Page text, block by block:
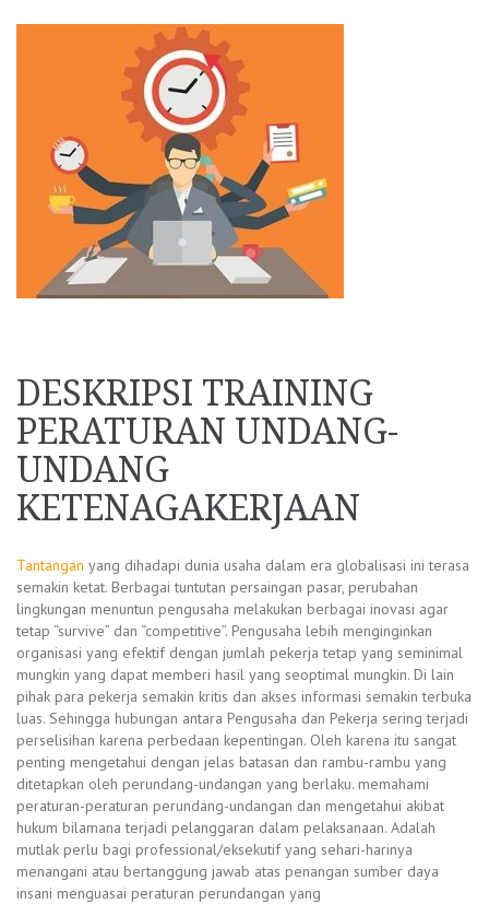
DESKRIPSI TRAINING
PERATURAN UNDANG-
UNDANG
KETENAGAKERJAAN
Tantangan yang dihadapi dunia usaha dalam era globalisasi ini terasa
semakin ketat. Berbagai tuntutan persaingan pasar, perubahan
lingkungan menuntun pengusaha melakukan berbagai inovasi agar
tetap “survive” dan “competitive”. Pengusaha lebih menginginkan
organisasi yang efektif dengan jumlah pekerja tetap yang seminimal
mungkin yang dapat memberi hasil yang seoptimal mungkin. Di lain
pihak para pekerja semakin kritis dan akses informasi semakin terbuka
luas. Sehingga hubungan antara Pengusaha dan Pekerja sering terjadi
perselisihan karena perbedaan kepentingan. Oleh karena itu sangat
penting mengetahui dengan jelas batasan dan rambu-rambu yang
ditetapkan oleh perundang-undangan yang berlaku. memahami
peraturan-peraturan perundang-undangan dan mengetahui akibat
hukum bilamana terjadi pelanggaran dalam pelaksanaan. Adalah
mutlak perlu bagi professional/eksekutif yang sehari-harinya
menangani atau bertanggung jawab atas penangan sumber daya
insani menguasai peraturan perundangan yang